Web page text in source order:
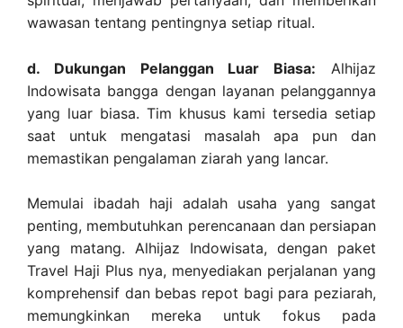
wawasan tentang pentingnya setiap ritual.
d. Dukungan Pelanggan Luar Biasa: Alhijaz
Indowisata bangga dengan layanan pelanggannya
yang luar biasa. Tim khusus kami tersedia setiap
saat untuk mengatasi masalah apa pun dan
memastikan pengalaman ziarah yang lancar.
Memulai ibadah haji adalah usaha yang sangat
penting, membutuhkan perencanaan dan persiapan
yang matang. Alhijaz Indowisata, dengan paket
Travel Haji Plus nya, menyediakan perjalanan yang
komprehensif dan bebas repot bagi para peziarah,
memungkinkan mereka untuk fokus pada